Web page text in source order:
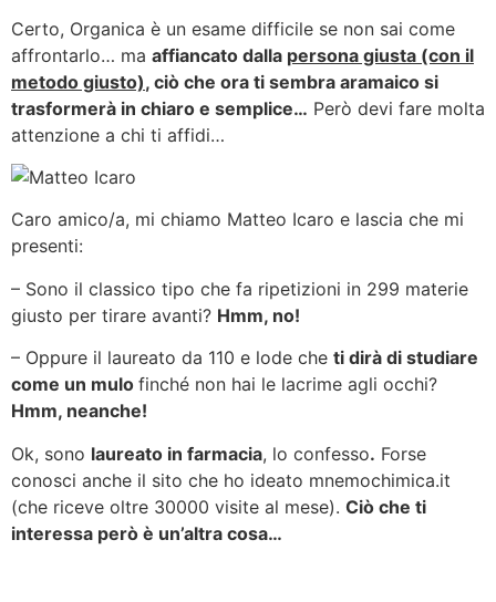
Certo, Organica è un esame difficile se non sai come
affrontarlo… ma affiancato dalla persona giusta (con il
metodo giusto), ciò che ora ti sembra aramaico si
trasformerà in chiaro e semplice… Però devi fare molta
attenzione a chi ti affidi…
Caro amico/a, mi chiamo Matteo Icaro e lascia che mi
presenti:
– Sono il classico tipo che fa ripetizioni in 299 materie
giusto per tirare avanti? Hmm, no!
– Oppure il laureato da 110 e lode che ti dirà di studiare
come un mulo finché non hai le lacrime agli occhi?
Hmm, neanche!
Ok, sono laureato in farmacia, lo confesso. Forse
conosci anche il sito che ho ideato mnemochimica.it
(che riceve oltre 30000 visite al mese). Ciò che ti
interessa però è un’altra cosa…